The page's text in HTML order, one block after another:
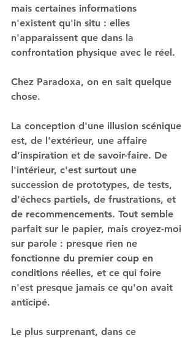
mais certaines informations
n'existent qu'in situ : elles
n'apparaissent que dans la
confrontation physique avec le réel.
Chez Paradoxa, on en sait quelque
chose.
La conception d'une illusion scénique
est, de l'extérieur, une affaire
d’inspiration et de savoir-faire. De
l'intérieur, c'est surtout une
succession de prototypes, de tests,
d'échecs partiels, de frustrations, et
de recommencements. Tout semble
parfait sur le papier, mais croyez-moi
sur parole : presque rien ne
fonctionne du premier coup en
conditions réelles, et ce qui foire
n'est presque jamais ce qu'on avait
anticipé.
Le plus surprenant, dans ce